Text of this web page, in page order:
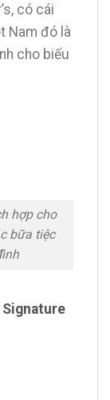
có cái
Nam đó là
cho biếu
hợp cho
bữa tiệc
Signature